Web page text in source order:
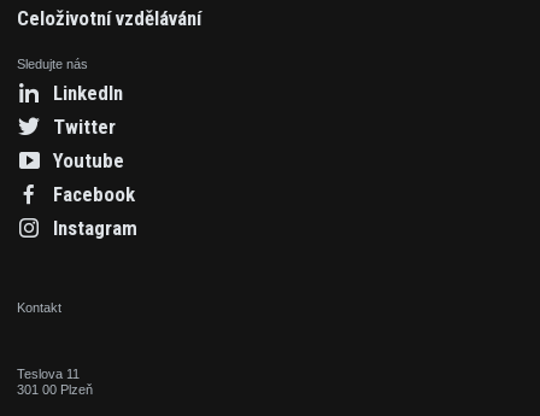
Celoživotní vzdělávání
Sledujte nás
LinkedIn
Twitter
Youtube
Facebook
Instagram
Kontakt
Teslova 11
301 00 Plzeň